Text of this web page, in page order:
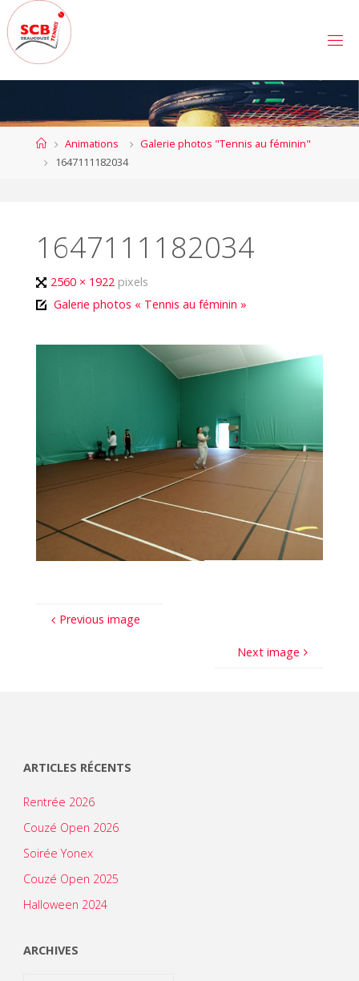
Skip
to
content
C B
UC
OU
NN
I S
HomeAnimations
Galerie photos "Tennis au féminin"
1647111182034
1647111182034
Full
size
2560 × 1922 pixels
Galerie photos « Tennis au féminin »
Previous image
Next image
ARTICLES RÉCENTS
Rentrée 2026
Couzé Open 2026
Soirée Yonex
Couzé Open 2025
Halloween 2024
ARCHIVES